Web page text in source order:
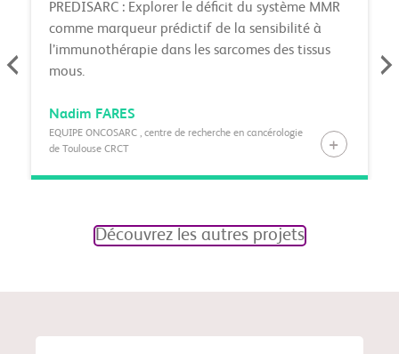
PREDISARC : Explorer le déficit du système MMR
comme marqueur prédictif de la sensibilité à
l’immunothérapie dans les sarcomes des tissus
mous.
Nadim FARES
EQUIPE ONCOSARC , centre de recherche en cancérologie
de Toulouse CRCT
Découvrez les autres projets